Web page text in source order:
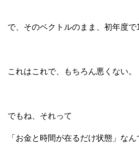
で、そのベクトルのまま、初年度で
これはこれで、もちろん悪くない。
でもね、それって
「お金と時間が在るだけ状態」なん